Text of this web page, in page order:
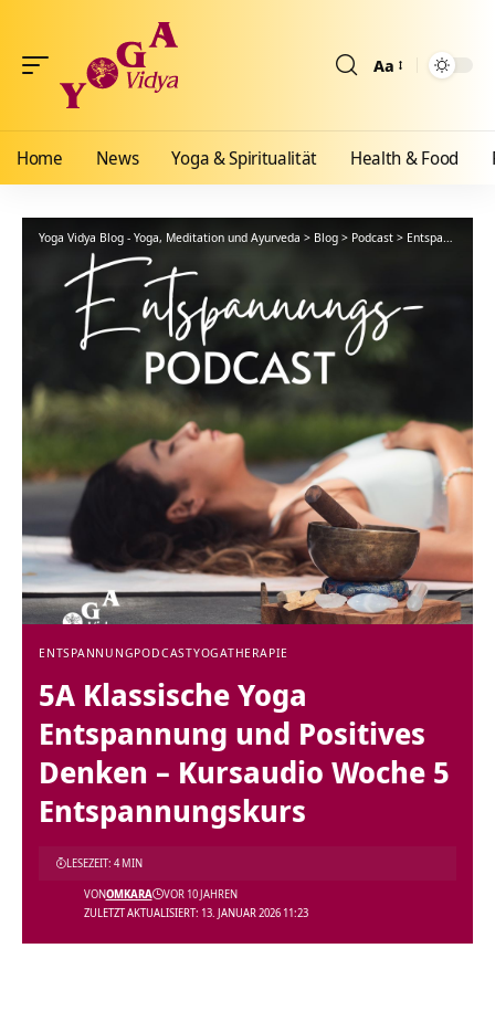
Aa
Home News Yoga & Spiritualität Health & Food
Yoga Vidya Blog - Yoga, Meditation und Ayurveda > Blog > Podcast > Entspannung
ENTSPANNUNGPODCASTYOGATHERAPIE
5A Klassische Yoga
Entspannung und Positives
Denken – Kursaudio Woche 5
Entspannungskurs
ZULETZT AKTUALISIERT: 13. JANUAR 2026 11:23
VONOMKARA VOR 10 JAHREN
LESEZEIT: 4 MIN